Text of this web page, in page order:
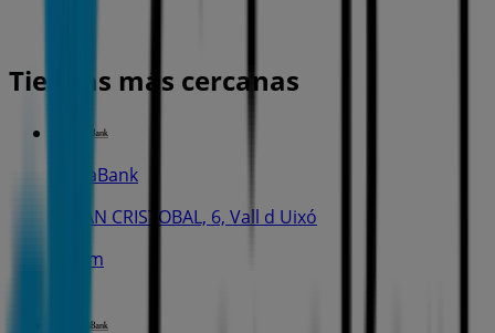
Tiendas más cercanas
CaixaBank
C. SAN CRISTOBAL, 6, Vall d Uixó
111 m